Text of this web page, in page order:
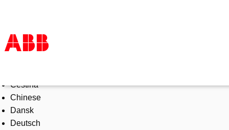
Products & Solutions
Industries
Services
About us
Čeština
Chinese
Dansk
Deutsch